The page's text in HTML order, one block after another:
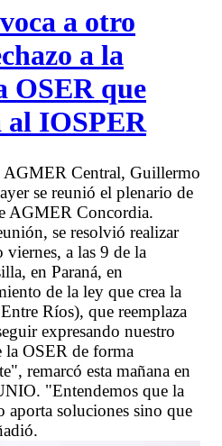
a otro
a la
OSER que
al IOSPER
AGMER Central, Guillermo
se reunió el plenario de
AGMER Concordia.
se resolvió realizar
a las 9 de la
en Paraná, en
de la ley que crea la
Ríos), que reemplaza
expresando nuestro
la OSER de forma
remarcó esta mañana en
"Entendemos que la
aporta soluciones sino que